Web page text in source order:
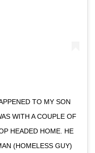
TO MY SON
WITH A COUPLE OF
HEADED HOME. HE
(HOMELESS GUY)